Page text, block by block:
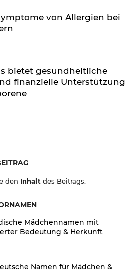
von Allergien bei
bietet gesundheitliche
finanzielle Unterstützung
den Inhalt des Beitrags.
Mädchennamen mit
Bedeutung & Herkunft
Namen für Mädchen &